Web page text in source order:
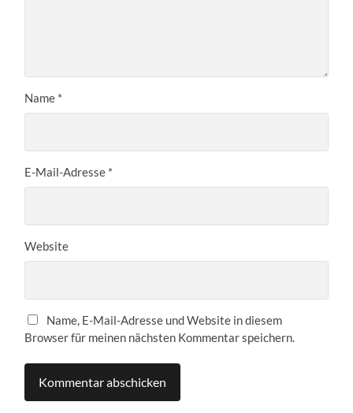
Name *
E-Mail-Adresse *
Website
Name, E-Mail-Adresse und Website in diesem
Browser für meinen nächsten Kommentar speichern.